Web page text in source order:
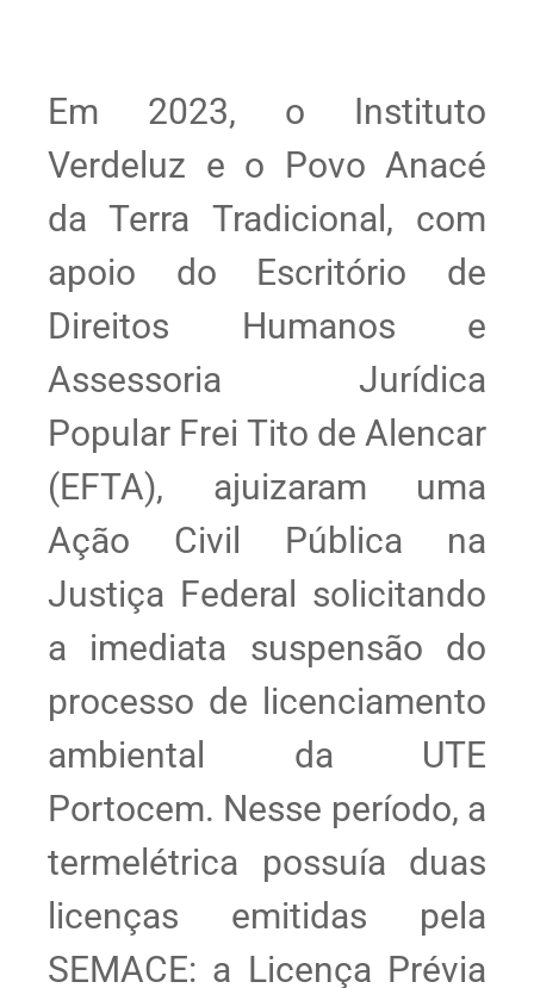
Em 2023, o Instituto
Verdeluz e o Povo Anacé
da Terra Tradicional, com
apoio do Escritório de
Direitos Humanos e
Assessoria Jurídica
Popular Frei Tito de Alencar
(EFTA), ajuizaram uma
Ação Civil Pública na
Justiça Federal solicitando
a imediata suspensão do
processo de licenciamento
ambiental da UTE
Portocem. Nesse período, a
termelétrica possuía duas
licenças emitidas pela
SEMACE: a Licença Prévia